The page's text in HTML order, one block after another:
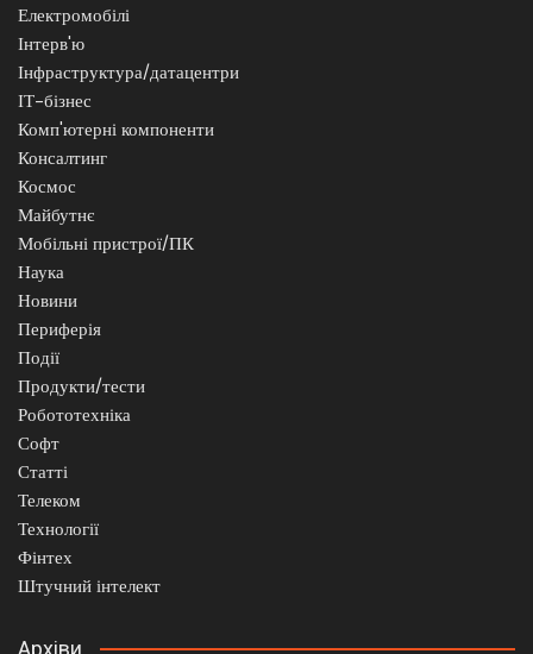
Електромобілі
Інтерв'ю
Інфраструктура/датацентри
ІТ-бізнес
Комп'ютерні компоненти
Консалтинг
Космос
Майбутнє
Мобільні пристрої/ПК
Наука
Новини
Периферія
Події
Продукти/тести
Робототехніка
Софт
Статті
Телеком
Технології
Фінтех
Штучний інтелект
Архіви